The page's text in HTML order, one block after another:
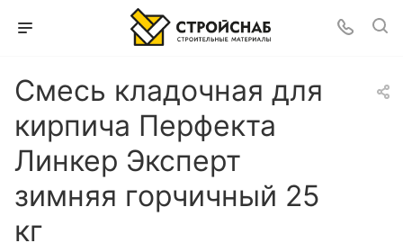
Смесь кладочная для
кирпича Перфекта
Линкер Эксперт
зимняя горчичный 25
кг